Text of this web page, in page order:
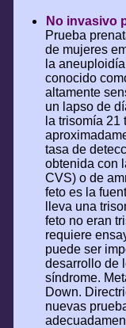
No invasivo
Prueba
de mujeres
la
conocido
altamente
un lapso de
la trisomía
tasa de
obtenida con
CVS) o de
feto es la
lleva una
feto no eran
requiere
puede ser
desarrollo de
síndrome.
Down.
nuevas